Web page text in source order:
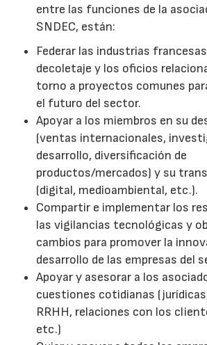
entre las funciones de la
SNDEC, están:
Federar las industrias
decoletaje y los oficios
torno a proyectos comunes
el futuro del sector.
Apoyar a los miembros en su
(ventas internacionales,
desarrollo, diversificación de
productos/mercados) y su
(digital, medioambiental, etc.).
Compartir e implementar los
las vigilancias tecnológicas y
cambios para promover la
desarrollo de las empresas del
Apoyar y asesorar a los
cuestiones cotidianas
RRHH, relaciones con los
etc.)